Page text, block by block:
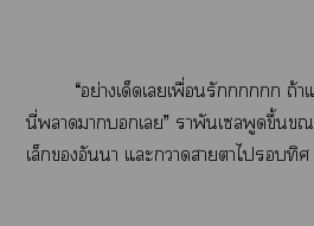
“อย่างเด็ดเเพื่อนรักก ถ้า
นี่าาเ” าพันเลพูดขึ้น
เล็กอันา แะาาาไทิศ